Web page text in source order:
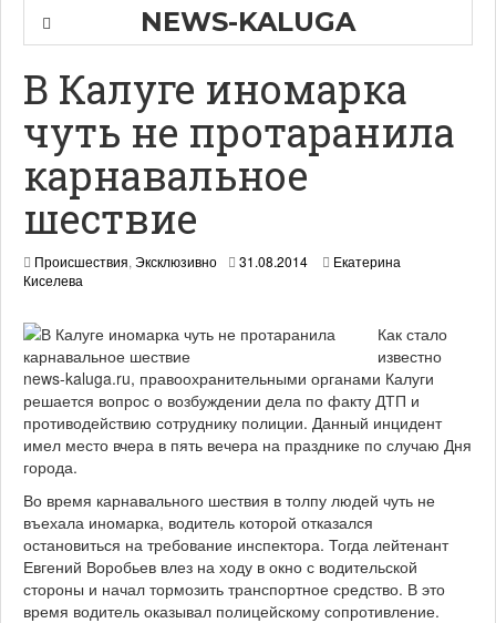
NEWS-KALUGA
В Калуге иномарка
чуть не протаранила
карнавальное
шествие
Происшествия, Эксклюзивно 31.08.20143
8
2
1
4
Екатерина
Киселева
Как стало
известно
news-kaluga.ru, правоохранительными органами Калуги
решается вопрос о возбуждении дела по факту ДТП и
противодействию сотруднику полиции. Данный инцидент
имел место вчера в пять вечера на празднике по случаю Дня
города.
Во время карнавального шествия в толпу людей чуть не
въехала иномарка, водитель которой отказался
остановиться на требование инспектора. Тогда лейтенант
Евгений Воробьев влез на ходу в окно с водительской
стороны и начал тормозить транспортное средство. В это
время водитель оказывал полицейскому сопротивление.